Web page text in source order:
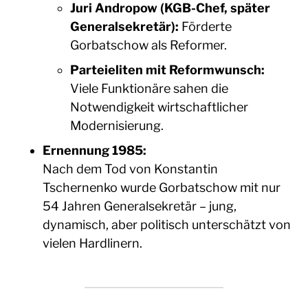
Juri Andropow (KGB-Chef, später
Generalsekretär): Förderte
Gorbatschow als Reformer.
Parteieliten mit Reformwunsch:
Viele Funktionäre sahen die
Notwendigkeit wirtschaftlicher
Modernisierung.
Ernennung 1985:
Nach dem Tod von Konstantin
Tschernenko wurde Gorbatschow mit nur
54 Jahren Generalsekretär – jung,
dynamisch, aber politisch unterschätzt von
vielen Hardlinern.